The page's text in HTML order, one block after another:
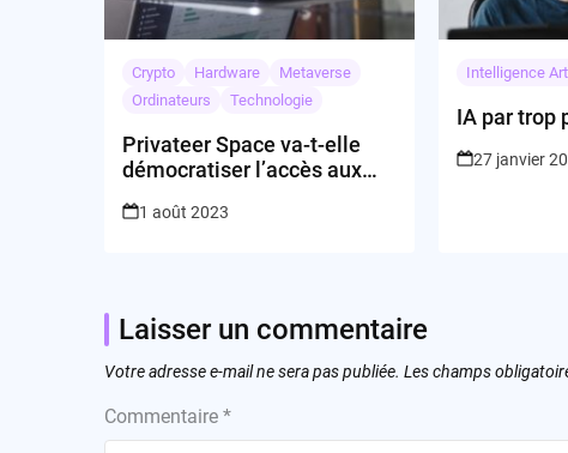
Crypto Hardware
Metaverse
Ordinateurs
Technologie
Privateer Space va-t-elle
démocratiser l’accès aux
Pono ?
1 août 2023
Intelligence
IA par trop
27 janvier
Laisser un commentaire
Votre adresse e-mail ne sera pas publiée. Les champs
Commentaire *